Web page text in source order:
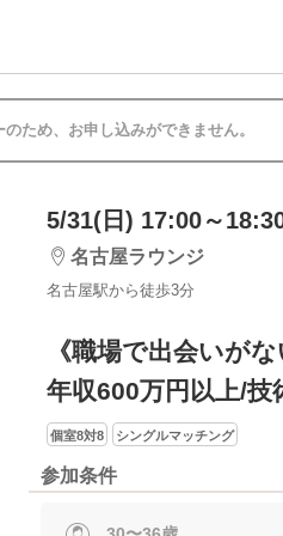
ため、お申し込みができません。
5/31(日) 17:00～
名古屋ラウンジ
名古屋駅から徒歩3分
《職場で出会いが
年収600万円以上/技
個室8対8 シングルマッチング
参加条件